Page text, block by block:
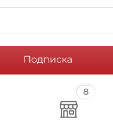
Подписка
8